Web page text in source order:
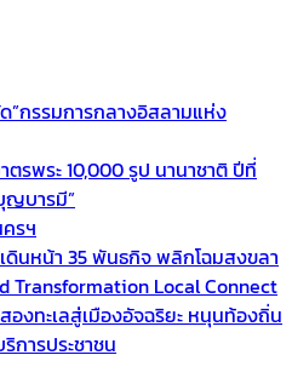
”กรรมการกลางอิสลามแห่ง
รพระ 10,000 รูป นานาชาติ ปีที่
ญบารมี”
รฯ
ดินหน้า 35 พันธกิจ พลิกโฉมสงขลา
Transformation Local Connect
องทะเลสู่เมืองอัจฉริยะ หนุนท้องถิ่น
การประชาชน